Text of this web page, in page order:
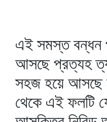
এই সমস্ত বন্ধন
আসছে প্রত্যহ
সহজ হয়ে আসছে
থেকে এই ফলটি